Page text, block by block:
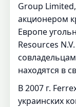
Group
акционером
Европе
Resources
находятся в
В 2007 г.
украинских